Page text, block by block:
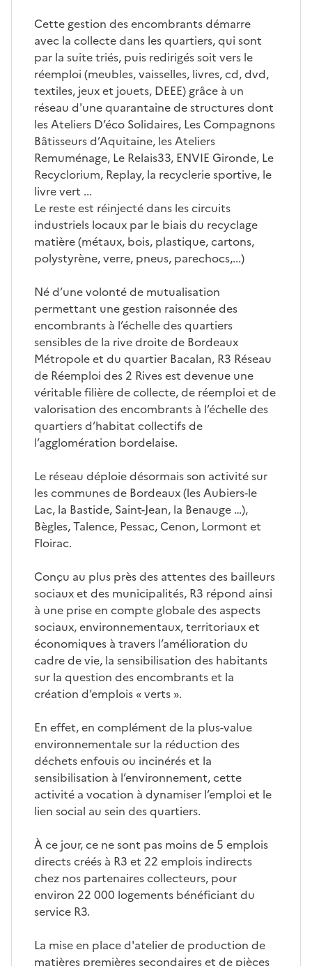
Cette gestion des encombrants démarre
avec la collecte dans les quartiers, qui sont
par la suite triés, puis redirigés soit vers le
réemploi (meubles, vaisselles, livres, cd, dvd,
textiles, jeux et jouets, DEEE) grâce à un
réseau d'une quarantaine de structures dont
les Ateliers D’éco Solidaires, Les Compagnons
Bâtisseurs d’Aquitaine, les Ateliers
Remuménage, Le Relais33, ENVIE Gironde, Le
Recyclorium, Replay, la recyclerie sportive, le
livre vert ...
Le reste est réinjecté dans les circuits
industriels locaux par le biais du recyclage
matière (métaux, bois, plastique, cartons,
polystyrène, verre, pneus, parechocs,...)
Né d’une volonté de mutualisation
permettant une gestion raisonnée des
encombrants à l’échelle des quartiers
sensibles de la rive droite de Bordeaux
Métropole et du quartier Bacalan, R3 Réseau
de Réemploi des 2 Rives est devenue une
véritable filière de collecte, de réemploi et de
valorisation des encombrants à l’échelle des
quartiers d’habitat collectifs de
l’agglomération bordelaise.
Le réseau déploie désormais son activité sur
les communes de Bordeaux (les Aubiers-le
Lac, la Bastide, Saint-Jean, la Benauge …),
Bègles, Talence, Pessac, Cenon, Lormont et
Floirac.
Conçu au plus près des attentes des bailleurs
sociaux et des municipalités, R3 répond ainsi
à une prise en compte globale des aspects
sociaux, environnementaux, territoriaux et
économiques à travers l’amélioration du
cadre de vie, la sensibilisation des habitants
sur la question des encombrants et la
création d’emplois « verts ».
En effet, en complément de la plus-value
environnementale sur la réduction des
déchets enfouis ou incinérés et la
sensibilisation à l’environnement, cette
activité a vocation à dynamiser l’emploi et le
lien social au sein des quartiers.
À ce jour, ce ne sont pas moins de 5 emplois
directs créés à R3 et 22 emplois indirects
chez nos partenaires collecteurs, pour
environ 22 000 logements bénéficiant du
service R3.
La mise en place d'atelier de production de
matières premières secondaires et de pièces